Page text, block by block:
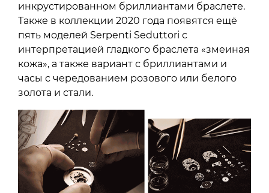
инкрустированном бриллиантами браслете.
Также в коллекции 2020 года появятся ещё
пять моделей Serpenti Seduttori с
интерпретацией гладкого браслета «змеиная
кожа», а также вариант с бриллиантами и
часы с чередованием розового или белого
золота и стали.